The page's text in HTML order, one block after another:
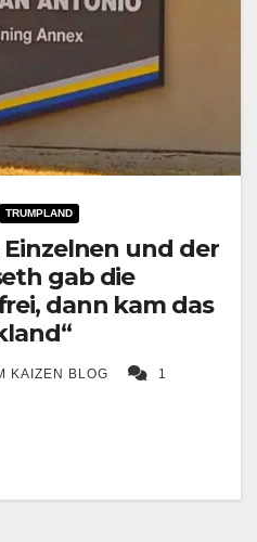
TRUMPLAND
Einzelnen und der
gab die
dann kam das
KAIZEN BLOG
1